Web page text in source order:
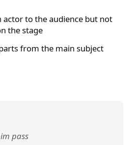
actor to the audience but not
the stage
from the main subject
pass